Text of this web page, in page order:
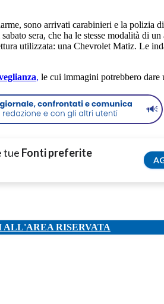
sono arrivati carabinieri e la polizia
sera, che ha le stesse modalità di
utilizzata: una Chevrolet Matiz. Le
, le cui immagini potrebbero
tue Fonti preferite
ALL'AREA RISERVATA